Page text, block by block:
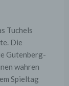
Tuchels
Die
Gutenberg-
wahren
Spieltag